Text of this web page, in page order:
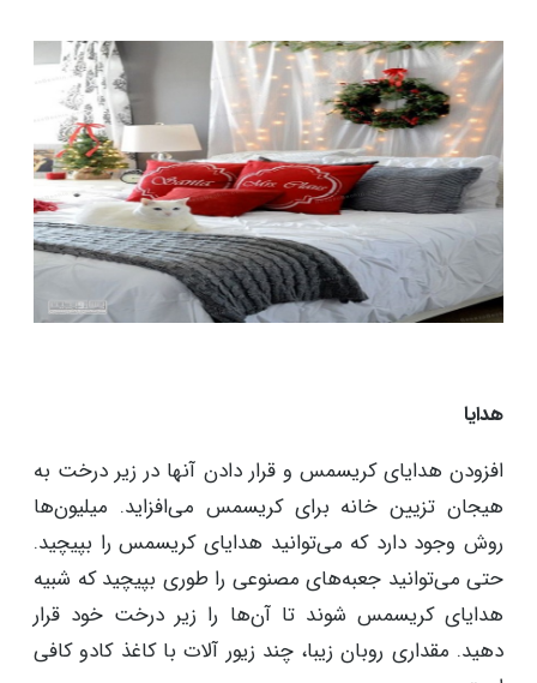
برای تعطیلات کریسمس راهی عالی برای گرما بخشیدن به
دکوراسیون روزمره خانه است. چهارخانه، الگوهای
کریسمس، رنگ‌های تعطیلات و حتی ساختن یک بالش با
مضمون کریسمس بهترین راه برای آوردن دکوراسیون و
تزیین خانه برای کریسمس است.
هدایا